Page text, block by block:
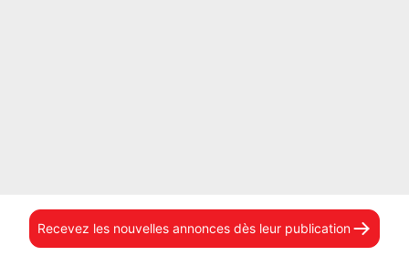
Recevez les nouvelles annonces dès leur publication